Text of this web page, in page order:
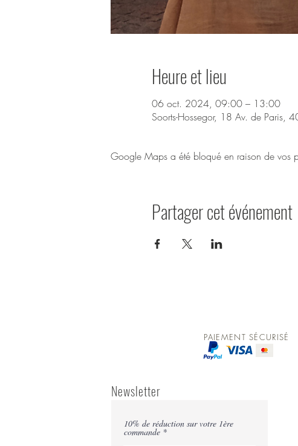
Heure et lieu
06 oct. 2024, 09:00 – 13:00
Soorts-Hossegor, 18 Av. de Paris,
Google Maps a été bloqué en raison de vos
Partager cet événement
PAIEMENT SÉCURISÉ
Newsletter
10% de réduction sur votre 1ère
commande